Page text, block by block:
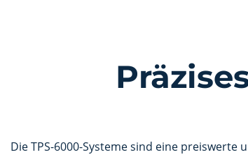
Die TPS-6000-Systeme sind eine